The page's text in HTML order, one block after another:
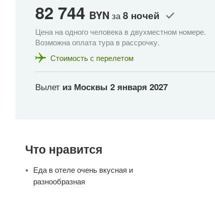
82 744 BYN за8 ночей
Цена на одного человека в двухместном номере.
Возможна оплата тура в рассрочку.
Стоимость с перелетом
Вылет из Москвы 2 января 2027
Что нравится
Еда в отеле очень вкусная и
разнообразная